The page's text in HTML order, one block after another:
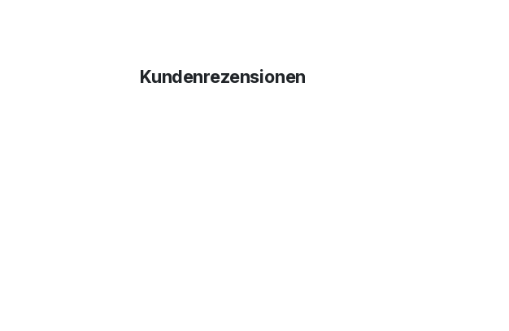
Kundenrezensionen